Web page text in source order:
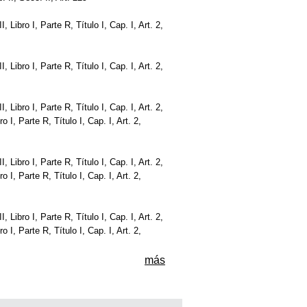
Libro I, Parte R, Título I, Cap. I, Art. 2,
Libro I, Parte R, Título I, Cap. I, Art. 2,
Libro I, Parte R, Título I, Cap. I, Art. 2,
I, Parte R, Título I, Cap. I, Art. 2,
Libro I, Parte R, Título I, Cap. I, Art. 2,
I, Parte R, Título I, Cap. I, Art. 2,
Libro I, Parte R, Título I, Cap. I, Art. 2,
I, Parte R, Título I, Cap. I, Art. 2,
más